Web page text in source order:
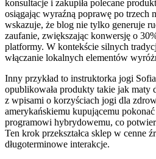
konsultacje i zakupiła polecane
osiągając wyraźną poprawę po trzech
wskazuje, że blog nie tylko generuje
zaufanie, zwiększając konwersję o
platformy. W kontekście silnych
włączanie lokalnych elementów
Inny przykład to instruktorka jogi
opublikowała produkty takie jak maty
z wpisami o korzyściach jogi dla
amerykańskiemu kupującemu
programowi hybrydowemu, co
Ten krok przekształca sklep w cenne
długoterminowe interakcje.